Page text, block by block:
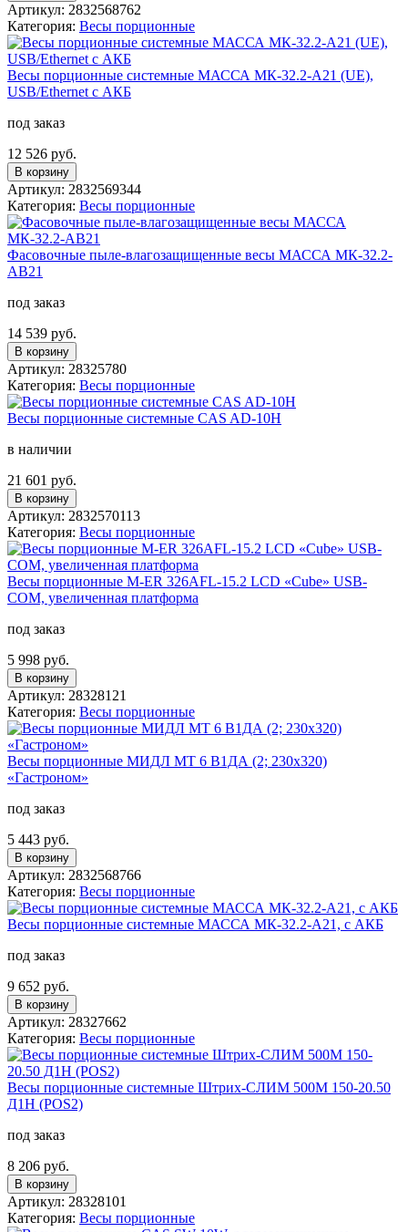
Артикул: 2832568762
Категория: Весы порционные
Весы порционные системные МАССА МК-32.2-А21 (UE),
USB/Ethernet с АКБ
под заказ
12 526 руб.
В корзину
Артикул: 2832569344
Категория: Весы порционные
Фасовочные пыле-влагозащищенные весы МАССА МК-32.2-
АВ21
под заказ
14 539 руб.
В корзину
Артикул: 28325780
Категория: Весы порционные
Весы порционные системные CAS AD-10H
в наличии
21 601 руб.
В корзину
Артикул: 2832570113
Категория: Весы порционные
Весы порционные M-ER 326AFL-15.2 LCD «Cube» USB-
COM, увеличенная платформа
под заказ
5 998 руб.
В корзину
Артикул: 28328121
Категория: Весы порционные
Весы порционные МИДЛ МТ 6 В1ДА (2; 230х320)
«Гастроном»
под заказ
5 443 руб.
В корзину
Артикул: 2832568766
Категория: Весы порционные
Весы порционные системные МАССА МК-32.2-А21, с АКБ
под заказ
9 652 руб.
В корзину
Артикул: 28327662
Категория: Весы порционные
Весы порционные системные Штрих-СЛИМ 500М 150-20.50
Д1Н (POS2)
под заказ
8 206 руб.
В корзину
Артикул: 28328101
Категория: Весы порционные